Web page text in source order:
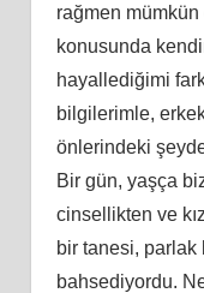
rağmen
konusunda
hayallediğimi
bilgilerimle,
önlerindeki
Bir gün, yaşça
cinsellikten ve
bir tanesi, parlak
bahsediyordu.